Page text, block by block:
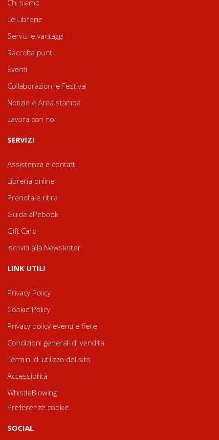
Chi siamo
Le Librerie
Servizi e vantaggi
Raccolta punti
Eventi
Collaborazioni e Festival
Notizie e Area stampa
Lavora con noi
SERVIZI
Assistenza e contatti
Libreria online
Prenota e ritira
Guida all'ebook
Gift Card
Iscriviti alla Newsletter
LINK UTILI
Privacy Policy
Cookie Policy
Privacy policy eventi e fiere
Condizioni generali di vendita
Termini di utilizzo del sito
Accessibilità
WhistleBlowing
Preferenze cookie
SOCIAL